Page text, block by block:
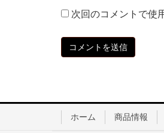
次回のコメントで使
ホーム 商品情報